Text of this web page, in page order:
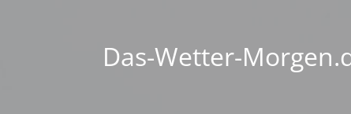
Das-Wetter-